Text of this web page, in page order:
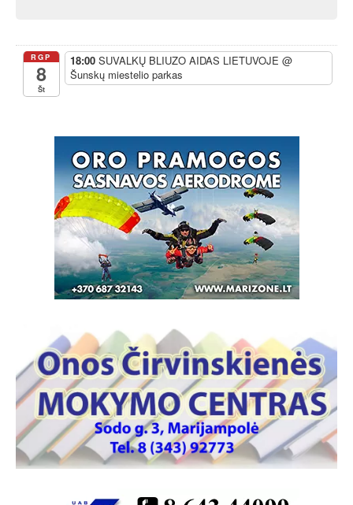
RGP
8
Št
18:00 SUVALKŲ BLIUZO AIDAS LIETUVOJE @
Šunskų miestelio parkas